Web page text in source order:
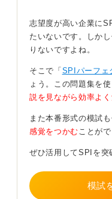
だからこそ、準備は
業界によっても求め
と、自分の苦手分野
間内で解けるように
を活用して対策を進
0
志望度が高い企業に
たいないです。しか
りないですよね。
そこで「 SPIパーフェ
ょう。この問題集を
説を見ながら効率よ
また本番形式の模試
感覚をつかむ ことが
ぜひ活用してSPIを突
模試